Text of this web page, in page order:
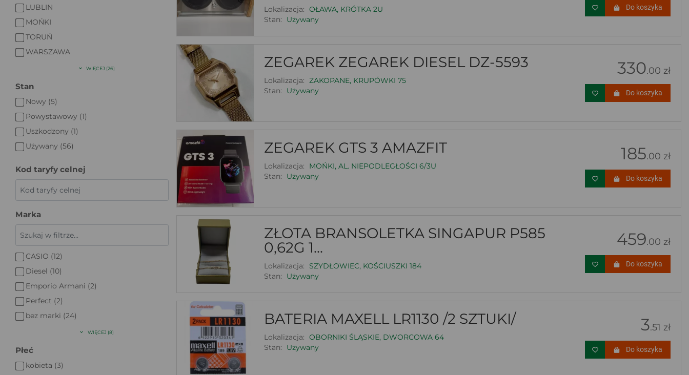
LUBLIN
MOŃKI
TORUŃ
WARSZAWA
WIĘCEJ (26)
Stan
Nowy (5)
Powystawowy (1)
Uszkodzony (1)
Używany (56)
Kod taryfy celnej
Marka
CASIO (12)
Diesel (10)
Emporio Armani (2)
Perfect (2)
bez marki (24)
WIĘCEJ (8)
Płeć
kobieta (3)
Lokalizacja: OŁAWA, KRÓTKA 2U
Stan:
Używany
Do koszyka
ZEGAREK ZEGAREK DIESEL DZ-5593
Lokalizacja: ZAKOPANE, KRUPÓWKI 75
Stan:
Używany
330.00 zł
Do koszyka
ZEGAREK GTS 3 AMAZFIT
Lokalizacja:
MOŃKI, AL. NIEPODLEGŁOŚCI 6/3U
Stan:
Używany
185.00 zł
Do koszyka
ZŁOTA BRANSOLETKA SINGAPUR P585
0,62G 1...
Lokalizacja:
SZYDŁOWIEC, KOŚCIUSZKI 184
Stan:
Używany
459.00 zł
Do koszyka
BATERIA MAXELL LR1130 /2 SZTUKI/
Lokalizacja: OBORNIKI ŚLĄSKIE, DWORCOWA 64
Stan:
Używany
3.51 zł
Do koszyka